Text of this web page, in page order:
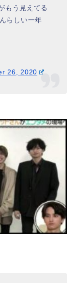
もう見えてる
らしい一年
26, 2020